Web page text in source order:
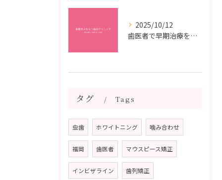
2025/10/12
歯医者で早期治療を受けるメリットと虫歯悪化を防ぐ最短ステップ
タグ Tags
虫歯 ホワイトニング 噛み合わせ
福岡 歯医者 マウスピース矯正
インビザライン 歯列矯正